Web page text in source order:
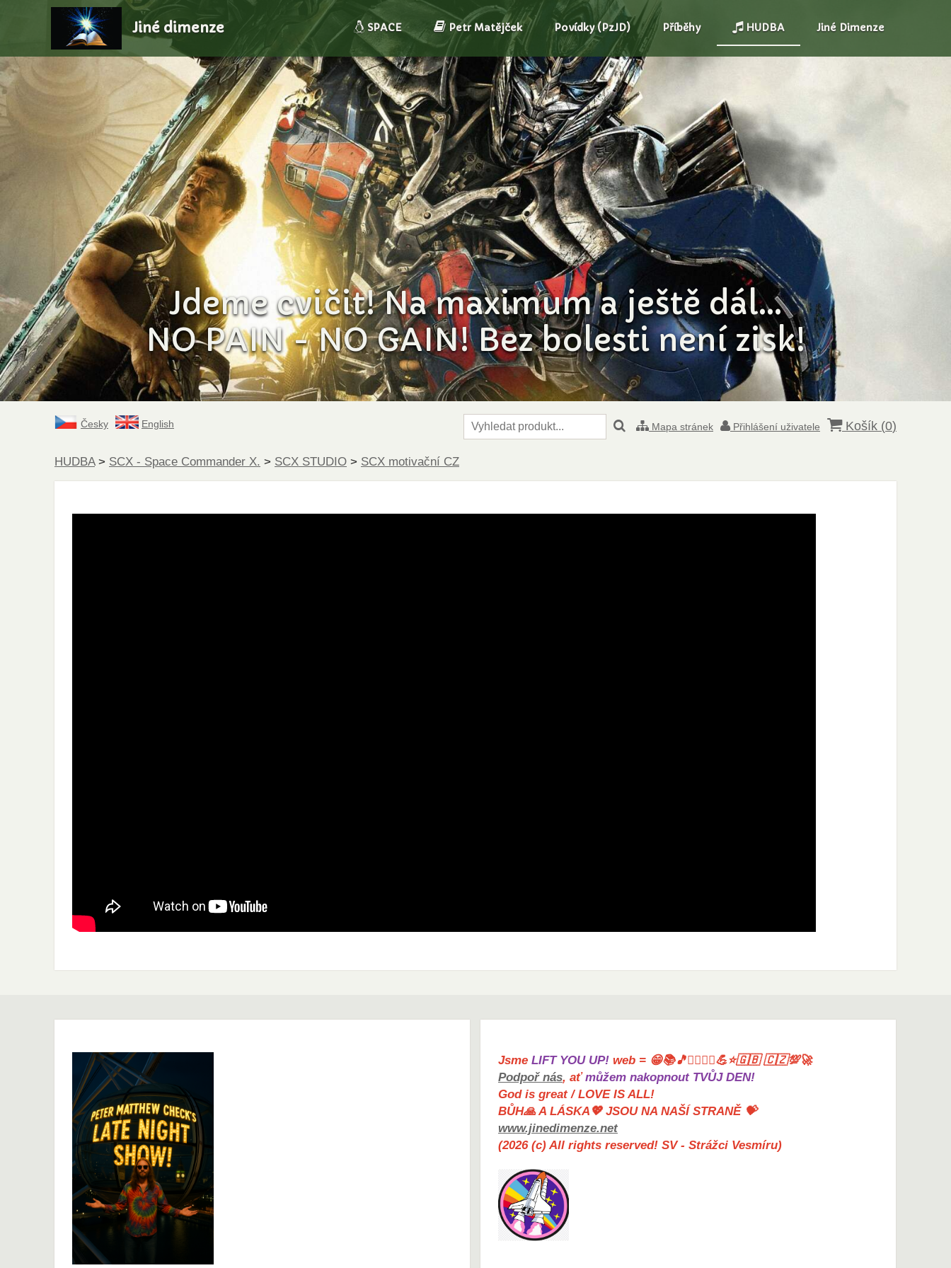
Jdeme cvičit! Na maximum a ještě dál...
NO PAIN - NO GAIN! Bez bolesti není zisk!
Jiné dimenze SPACE Petr Matějček Povídky (PzJD) Příběhy HUDBA Jiné Dimenze
Česky English Mapa stránek Přihlášení uživatele Košík (0)
HUDBA > SCX - Space Commander X. > SCX STUDIO > SCX motivační CZ
Jsme LIFT YOU UP! web = 😁📚🎵🤸‍♀️🏋️‍♀️💪⭐🇬🇧 🇨🇿💯🚀
Podpoř nás, aťmůžem nakopnout TVŮJ DEN!
God is great / LOVE IS ALL!
BŮH🙏 A LÁSKA💖 JSOU NA NAŠÍ STRANĚ 💝
www.jinedimenze.net
(2026 (c) All rights reserved! SV - Strážci Vesmíru)